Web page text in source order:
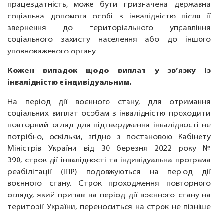
працездатність, може бути призначена державна
соціальна допомога особі з інвалідністю після її
звернення до територіального управління
соціального захисту населення або до іншого
уповноваженого органу.
Кожен випадок щодо виплат у зв’язку із
інвалідністю є індивідуальним.
На період дії воєнного стану, для отримання
соціальних виплат особам з інвалідністю проходити
повторний огляд для підтвердження інвалідності не
потрібно, оскільки, згідно з постановою Кабінету
Міністрів України від 30 березня 2022 року №
390, строк дії інвалідності та індивідуальна програма
реабілітації (ІПР) подовжуються на період дії
воєнного стану. Строк проходження повторного
огляду, який припав на період дії воєнного стану на
території України, переноситься на строк не пізніше